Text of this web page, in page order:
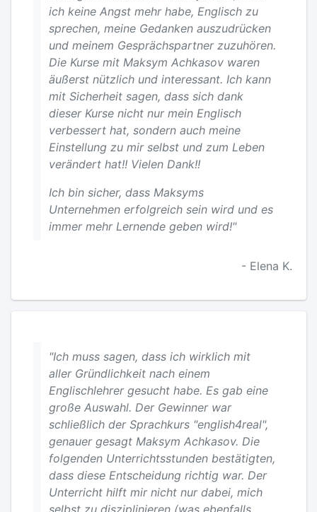
ich keine Angst mehr habe, Englisch zu
sprechen, meine Gedanken auszudrücken
und meinem Gesprächspartner zuzuhören.
Die Kurse mit Maksym Achkasov waren
äußerst nützlich und interessant. Ich kann
mit Sicherheit sagen, dass sich dank
dieser Kurse nicht nur mein Englisch
verbessert hat, sondern auch meine
Einstellung zu mir selbst und zum Leben
verändert hat!! Vielen Dank!!
Ich bin sicher, dass Maksyms
Unternehmen erfolgreich sein wird und es
immer mehr Lernende geben wird!"
- Elena K.
"Ich muss sagen, dass ich wirklich mit
aller Gründlichkeit nach einem
Englischlehrer gesucht habe. Es gab eine
große Auswahl. Der Gewinner war
schließlich der Sprachkurs "english4real",
genauer gesagt Maksym Achkasov. Die
folgenden Unterrichtsstunden bestätigten,
dass diese Entscheidung richtig war. Der
Unterricht hilft mir nicht nur dabei, mich
selbst zu disziplinieren (was ebenfalls